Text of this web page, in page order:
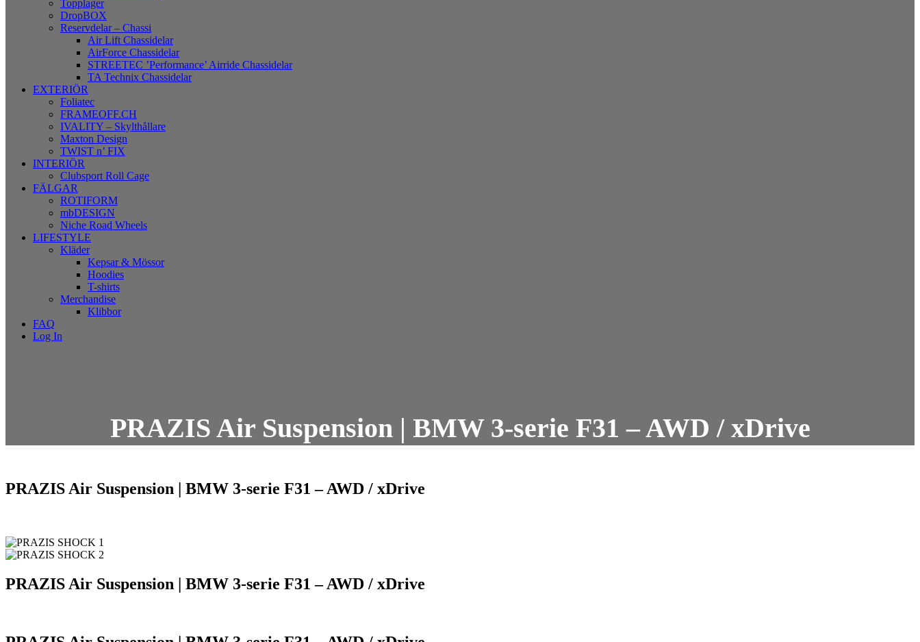
Topplager
DropBOX
Reservdelar – Chassi
Air Lift Chassidelar
AirForce Chassidelar
STREETEC ’Performance’ Airride Chassidelar
TA Technix Chassidelar
EXTERIÖR
Foliatec
FRAMEOFF.CH
IVALITY – Skylthållare
Maxton Design
TWIST n’ FIX
INTERIÖR
Clubsport Roll Cage
FÄLGAR
ROTIFORM
mbDESIGN
Niche Road Wheels
LIFESTYLE
Kläder
Kepsar & Mössor
Hoodies
T-shirts
Merchandise
Klibbor
FAQ
Log In
PRAZIS Air Suspension | BMW 3-serie F31 – AWD / xDrive
PRAZIS Air Suspension | BMW 3-serie F31 – AWD / xDrive
PRAZIS Air Suspension | BMW 3-serie F31 – AWD / xDrive